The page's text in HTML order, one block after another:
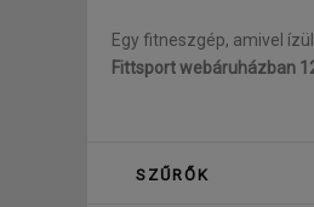
Egy fitneszgép, amivel
Fittsport webáruházban
Az edzőtermek,
SZŰRŐK